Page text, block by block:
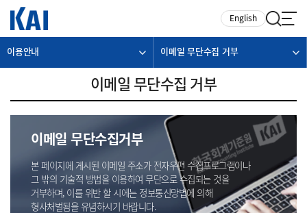
English
이용안내 이메일 무단수집 거부
이메일 무단수집 거부
이메일 무단수집거부
본 페이지에 게시된 이메일 주소가 전자우편 수집프로그램이나
그 밖의 기술적 방법을 이용하여 무단으로 수집되는 것을
거부하며, 이를 위반 할 시에는 정보통신망법에 의해
형사처벌됨을 유념하시기 바랍니다.